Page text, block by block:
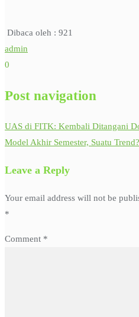
Dibaca oleh : 921
admin
0
Post navigation
UAS di FITK: Kembali Ditangani
Model Akhir Semester, Suatu Trend?
Leave a Reply
Your email address will not be
*
Comment *